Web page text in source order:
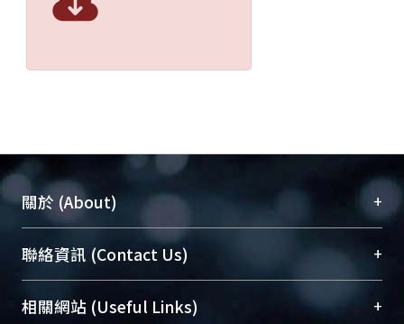
關於 (About) +
臺大位居世界頂尖大學之列，為永久珍藏及向國際
展現本校豐碩的研究成果及學術能量，圖書館整合
機構典藏（NTUR）與學術庫（AH）不同功能平
聯絡資訊 (Contact Us) +
總館學科館員(Main Library)
相關網站 (Useful Links) +